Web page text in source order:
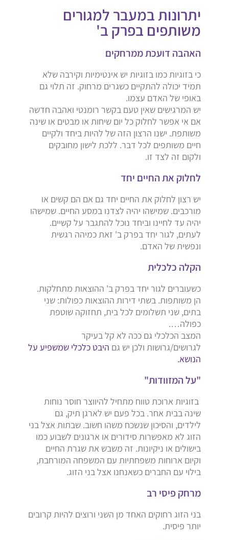
יתרונות במעבר למגורים
משותפים בפרק ב'
האהבה דועכת ממרחקים
כי בזוגיות כמו בזוגיות יש אינטימיות וקירבה שלא
תמיד יכולה להתקיים כשגרים מרחוק. זה תלוי גם
באופי של האדם עצמו.
יש המרגישים שאין טעם בקשר רומנטי ואהבה חדשה
אם אי אפשר לחלוק כל יום שיחות או מבטים או שינה
משותפת. ישנו הרצון הזה של להיות ביחד ולקיים
חיים משותפים לכל דבר. ללכת לישון מחובקים
ולקום זה לצד זו.
לחלוק את החיים יחד
יש רצון לחלוק את החיים יחד גם אם הם קשים או
מורכבים. שמישהו יהיה לצדנו במסע החיים. שמישהו
יהיה עד לחיינו וביחד נוכל להתגבר על קשיים.
לעתים, לגור יחד בפרק ב' זאת כמיהה רגשית
ונפשית של האדם.
הקלה כלכלית
כשעוברים לגור יחד בפרק ב' ההוצאות מתחלקות.
הן משותפות. בשתי דירות ההוצאות כפולות: שני
בתים, שני תשלומים לכל בית, תחזוקה שוטפת
כפולה….
המצב הכלכלי גם ככה לא קל בעיקר
לגרושים/גרושות ולכן יש גם היבט כלכלי שמשפיע על
הנושא.
"על המזוודות"
בזוגיות ארוכת טווח מתחיל להיווצר חוסר נוחות
שינה בבית אחר. בכל פעם יש לארגן תיק, גם
לילדים, והסיכון שנשכח משהו חשוב. שבתות אצל בני
הזוג לא מאפשרות סידורים או ארגונים לשבוע כמו
בישולים או ניקיונות. זה משבש את שגרת החיים
וקיום ארוחות משפחתיות עם המשפחה המורחבת,
בילוי עם החברים כשאנחנו אצל בני הזוג.
מרחק פיסי רב
בני הזוג רחוקים האחד מן השני ורוצים להיות קרובים
יותר פיסית.